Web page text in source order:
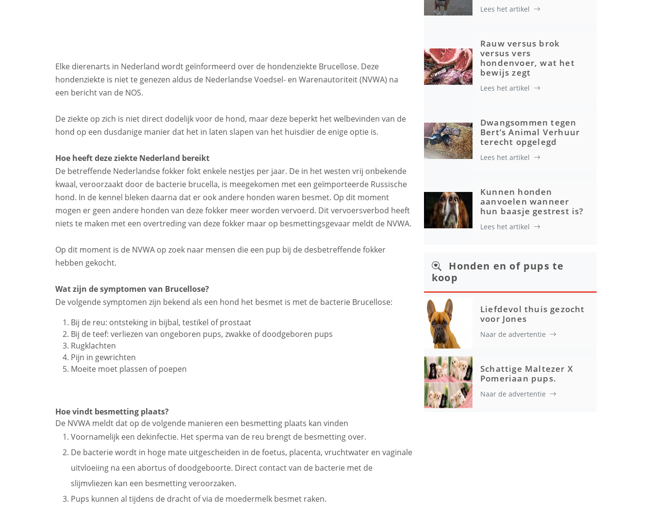
Elke dierenarts in Nederland wordt geïnformeerd over de hondenziekte Brucellose. Deze
hondenziekte is niet te genezen aldus de Nederlandse Voedsel- en Warenautoriteit (NVWA) na
een bericht van de NOS.
De ziekte op zich is niet direct dodelijk voor de hond, maar deze beperkt het welbevinden van de
hond op een dusdanige manier dat het in laten slapen van het huisdier de enige optie is.
Hoe heeft deze ziekte Nederland bereikt
De betreffende Nederlandse fokker fokt enkele nestjes per jaar. De in het westen vrij onbekende
kwaal, veroorzaakt door de bacterie brucella, is meegekomen met een geïmporteerde Russische
hond. In de kennel bleken daarna dat er ook andere honden waren besmet. Op dit moment
mogen er geen andere honden van deze fokker meer worden vervoerd. Dit vervoersverbod heeft
niets te maken met een overtreding van deze fokker maar op besmettingsgevaar meldt de NVWA.
Op dit moment is de NVWA op zoek naar mensen die een pup bij de desbetreffende fokker
hebben gekocht.
Wat zijn de symptomen van Brucellose?
De volgende symptomen zijn bekend als een hond het besmet is met de bacterie Brucellose:
Bij de reu: ontsteking in bijbal, testikel of prostaat
Bij de teef: verliezen van ongeboren pups, zwakke of doodgeboren pups
Rugklachten
Pijn in gewrichten
Moeite moet plassen of poepen
Hoe vindt besmetting plaats?
De NVWA meldt dat op de volgende manieren een besmetting plaats kan vinden
Voornamelijk een dekinfectie. Het sperma van de reu brengt de besmetting over.
De bacterie wordt in hoge mate uitgescheiden in de foetus, placenta, vruchtwater en vaginale
uitvloeiing na een abortus of doodgeboorte. Direct contact van de bacterie met de
slijmvliezen kan een besmetting veroorzaken.
Pups kunnen al tijdens de dracht of via de moedermelk besmet raken.
Lees het artikel
Rauw versus brok
versus vers
hondenvoer, wat het
bewijs zegt
Lees het artikel
Dwangsommen tegen
Bert’s Animal Verhuur
terecht opgelegd
Lees het artikel
Kunnen honden
aanvoelen wanneer
hun baasje gestrest is?
Lees het artikel
Honden en of pups te
koop
Liefdevol thuis gezocht
voor Jones
Naar de advertentie
Schattige Maltezer X
Pomeriaan pups.
Naar de advertentie